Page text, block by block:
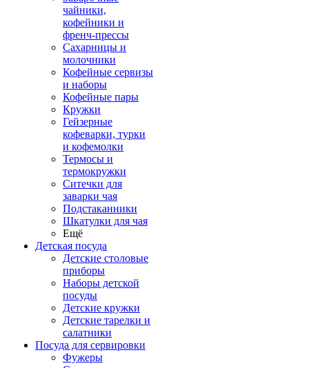
чайники,
кофейники и
френч-прессы
Сахарницы и
молочники
Кофейные сервизы
и наборы
Кофейные пары
Кружки
Гейзерные
кофеварки, турки
и кофемолки
Термосы и
термокружки
Ситечки для
заварки чая
Подстаканники
Шкатулки для чая
Ещё
Детская посуда
Детские столовые
приборы
Наборы детской
посуды
Детские кружки
Детские тарелки и
салатники
Посуда для сервировки
Фужеры